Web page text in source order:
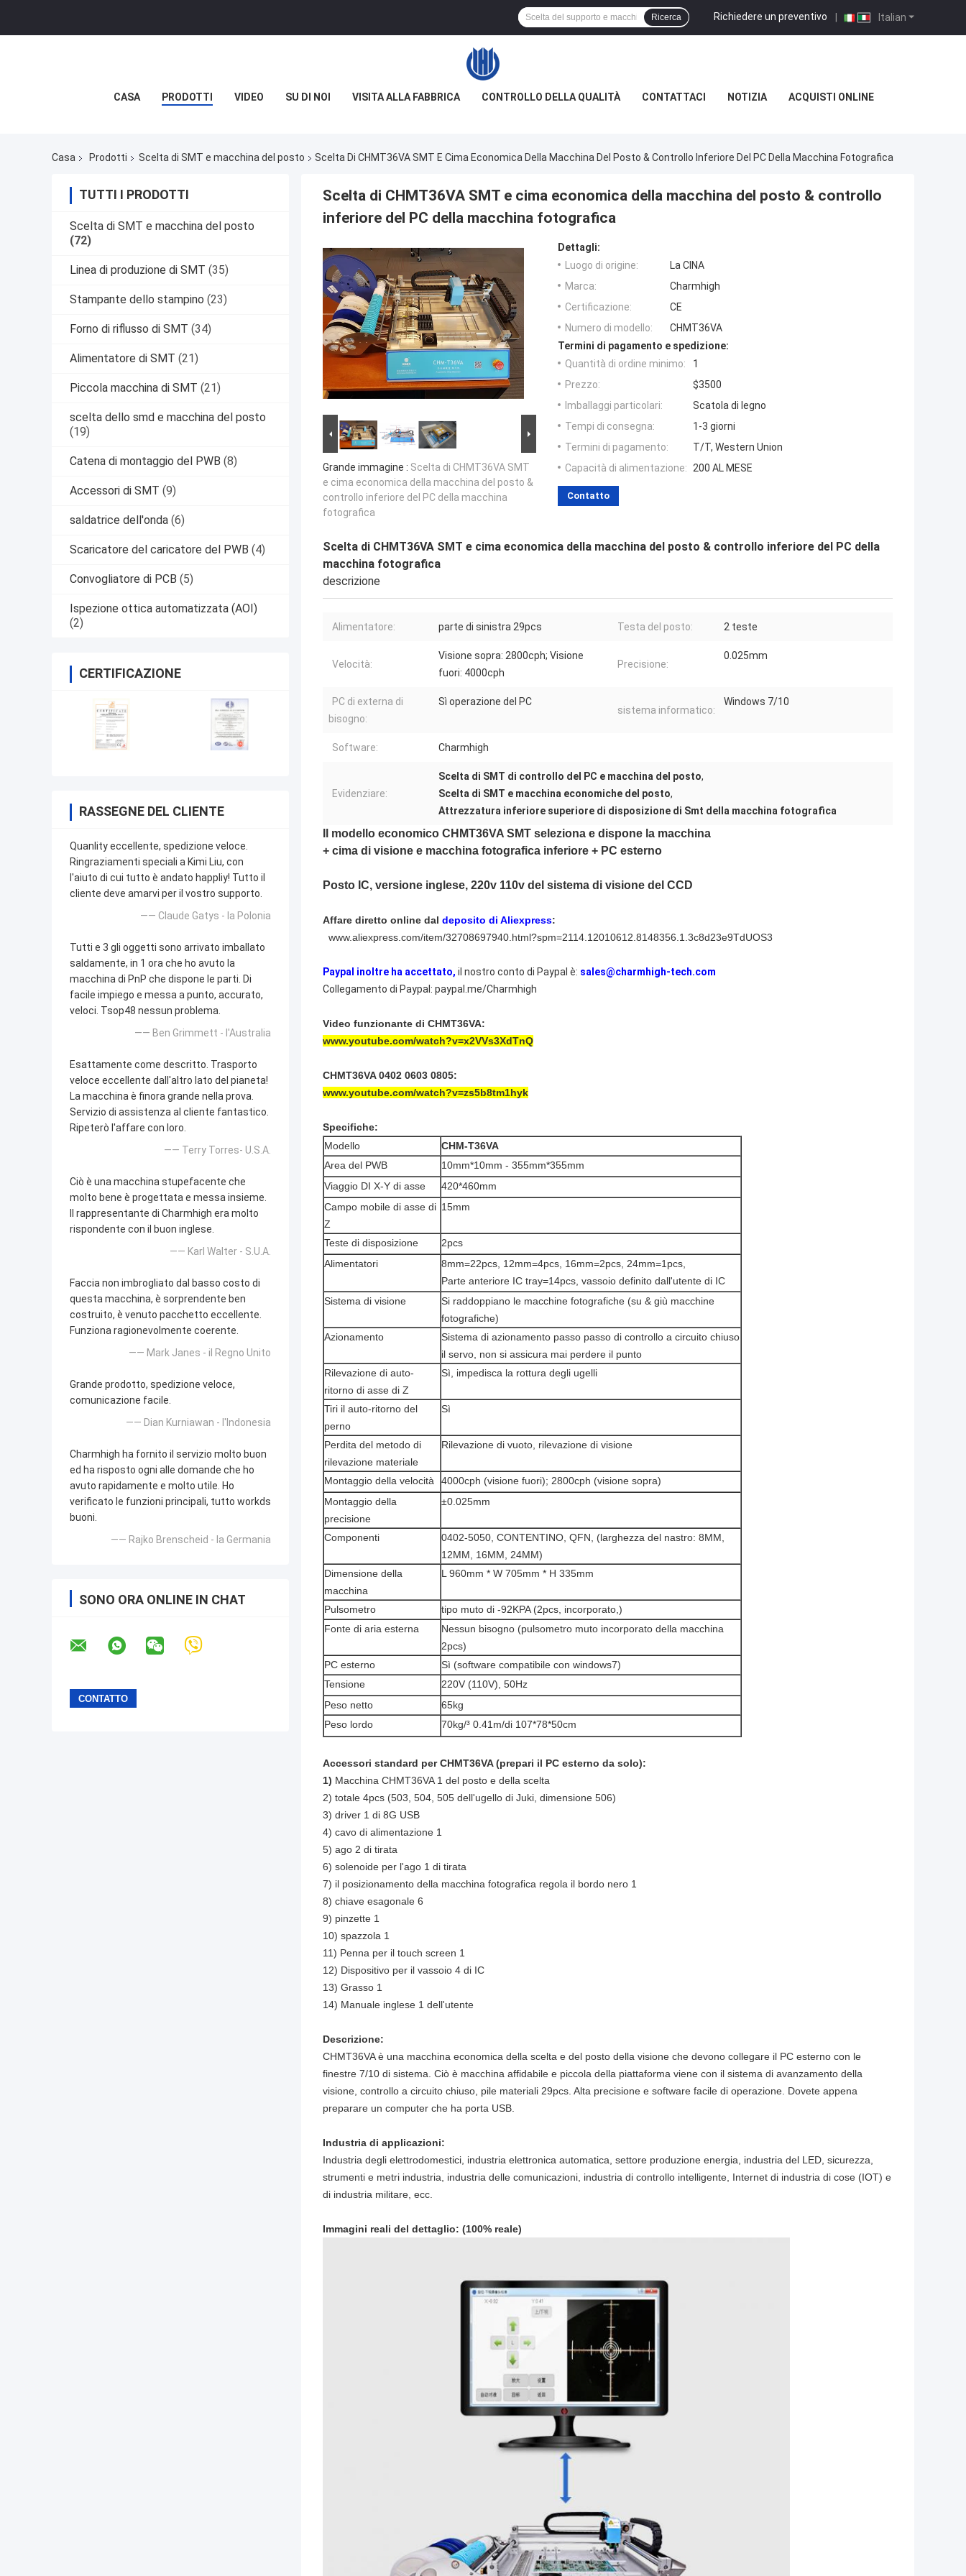
Italian
Richiedere un preventivo |
Ricerca
CASA PRODOTTI VIDEO SU DI NOI VISITA ALLA FABBRICA CONTROLLO DELLA QUALITÀ CONTATTACI NOTIZIA ACQUISTI ONLINE
Casa Prodotti Scelta di SMT e macchina del posto Scelta Di CHMT36VA SMT E Cima Economica Della Macchina Del Posto & Controllo Inferiore Del PC Della Macchina Fotografica
TUTTI I PRODOTTI
Scelta di SMT e macchina del posto
(72)
Linea di produzione di SMT (35)
Stampante dello stampino (23)
Forno di riflusso di SMT (34)
Alimentatore di SMT (21)
Piccola macchina di SMT (21)
scelta dello smd e macchina del posto
(19)
Catena di montaggio del PWB (8)
Accessori di SMT (9)
saldatrice dell'onda (6)
Scaricatore del caricatore del PWB (4)
Convogliatore di PCB (5)
Ispezione ottica automatizzata (AOI)
(2)
CERTIFICAZIONE
RASSEGNE DEL CLIENTE
Quanlity eccellente, spedizione veloce.
Ringraziamenti speciali a Kimi Liu, con
l'aiuto di cui tutto è andato happliy! Tutto il
cliente deve amarvi per il vostro supporto.
—— Claude Gatys - la Polonia
Tutti e 3 gli oggetti sono arrivato imballato
saldamente, in 1 ora che ho avuto la
macchina di PnP che dispone le parti. Di
facile impiego e messa a punto, accurato,
veloci. Tsop48 nessun problema.
—— Ben Grimmett - l'Australia
Esattamente come descritto. Trasporto
veloce eccellente dall'altro lato del pianeta!
La macchina è finora grande nella prova.
Servizio di assistenza al cliente fantastico.
Ripeterò l'affare con loro.
—— Terry Torres- U.S.A.
Ciò è una macchina stupefacente che
molto bene è progettata e messa insieme.
Il rappresentante di Charmhigh era molto
rispondente con il buon inglese.
—— Karl Walter - S.U.A.
Faccia non imbrogliato dal basso costo di
questa macchina, è sorprendente ben
costruito, è venuto pacchetto eccellente.
Funziona ragionevolmente coerente.
—— Mark Janes - il Regno Unito
Grande prodotto, spedizione veloce,
comunicazione facile.
—— Dian Kurniawan - l'Indonesia
Charmhigh ha fornito il servizio molto buon
ed ha risposto ogni alle domande che ho
avuto rapidamente e molto utile. Ho
verificato le funzioni principali, tutto workds
buoni.
—— Rajko Brenscheid - la Germania
SONO ORA ONLINE IN CHAT
Scelta di CHMT36VA SMT e cima economica della macchina del posto & controllo
inferiore del PC della macchina fotografica
Grande immagine : Scelta di CHMT36VA SMT
e cima economica della macchina del posto &
controllo inferiore del PC della macchina
fotografica
Dettagli:
Luogo di origine:
La CINA
Marca:
Charmhigh
Certificazione:
CE
Numero di modello:
CHMT36VA
Termini di pagamento e spedizione:
Quantità di ordine minimo:
1
Prezzo:
$3500
Imballaggi particolari:
Scatola di legno
Tempi di consegna:
1-3 giorni
Termini di pagamento:
T/T, Western Union
Capacità di alimentazione: 200 AL MESE
Contatto
Scelta di CHMT36VA SMT e cima economica della macchina del posto & controllo inferiore del PC della
macchina fotografica
descrizione
Alimentatore: parte di sinistra 29pcs Testa del posto: 2 teste
Velocità:
Visione sopra: 2800cph; Visione
fuori: 4000cph
Precisione:
0.025mm
PC di externa di
bisogno:
Sì operazione del PC
sistema informatico:
Windows 7/10
Software: Charmhigh
Evidenziare:
Scelta di SMT di controllo del PC e macchina del posto,
Scelta di SMT e macchina economiche del posto,
Attrezzatura inferiore superiore di disposizione di Smt della macchina fotografica
Il modello economico CHMT36VA SMT seleziona e dispone la macchina
+ cima di visione e macchina fotografica inferiore + PC esterno
Posto IC, versione inglese, 220v 110v del sistema di visione del CCD
Affare diretto online dal deposito di Aliexpress:
www.aliexpress.com/item/32708697940.html?spm=2114.12010612.8148356.1.3c8d23e9TdUOS3
Paypal inoltre ha accettato, il nostro conto di Paypal è: sales@charmhigh-tech.com
Collegamento di Paypal: paypal.me/Charmhigh
Video funzionante di CHMT36VA:
www.youtube.com/watch?v=x2VVs3XdTnQ
CHMT36VA 0402 0603 0805:
www.youtube.com/watch?v=zs5b8tm1hyk
Specifiche:
Modello
CHM-T36VA
Area del PWB
10mm*10mm - 355mm*355mm
Viaggio DI X-Y di asse
420*460mm
Campo mobile di asse di
Z
15mm
Teste di disposizione
2pcs
Alimentatori
8mm=22pcs, 12mm=4pcs, 16mm=2pcs, 24mm=1pcs,
Parte anteriore IC tray=14pcs, vassoio definito dall'utente di IC
Sistema di visione
Si raddoppiano le macchine fotografiche (su & giù macchine
fotografiche)
Azionamento
Sistema di azionamento passo passo di controllo a circuito chiuso
il servo, non si assicura mai perdere il punto
Rilevazione di auto-
ritorno di asse di Z
Sì, impedisca la rottura degli ugelli
Tiri il auto-ritorno del
perno
Sì
Perdita del metodo di
rilevazione materiale
Rilevazione di vuoto, rilevazione di visione
Montaggio della velocità
4000cph (visione fuori); 2800cph (visione sopra)
Montaggio della
precisione
±0.025mm
Componenti
0402-5050, CONTENTINO, QFN, (larghezza del nastro: 8MM,
12MM, 16MM, 24MM)
Dimensione della
macchina
L 960mm * W 705mm * H 335mm
Pulsometro
tipo muto di -92KPA (2pcs, incorporato,)
Fonte di aria esterna
Nessun bisogno (pulsometro muto incorporato della macchina
2pcs)
PC esterno
Sì (software compatibile con windows7)
Tensione
220V (110V), 50Hz
Peso netto
65kg
Peso lordo
70kg/³ 0.41m/di 107*78*50cm
Accessori standard per CHMT36VA (prepari il PC esterno da solo):
1) Macchina CHMT36VA 1 del posto e della scelta
2) totale 4pcs (503, 504, 505 dell'ugello di Juki, dimensione 506)
3) driver 1 di 8G USB
4) cavo di alimentazione 1
5) ago 2 di tirata
6) solenoide per l'ago 1 di tirata
7) il posizionamento della macchina fotografica regola il bordo nero 1
8) chiave esagonale 6
9) pinzette 1
10) spazzola 1
11) Penna per il touch screen 1
12) Dispositivo per il vassoio 4 di IC
13) Grasso 1
14) Manuale inglese 1 dell'utente
Descrizione:
CHMT36VA è una macchina economica della scelta e del posto della visione che devono collegare il PC esterno con le
finestre 7/10 di sistema. Ciò è macchina affidabile e piccola della piattaforma viene con il sistema di avanzamento della
visione, controllo a circuito chiuso, pile materiali 29pcs. Alta precisione e software facile di operazione. Dovete appena
preparare un computer che ha porta USB.
Industria di applicazioni:
Industria degli elettrodomestici, industria elettronica automatica, settore produzione energia, industria del LED, sicurezza,
strumenti e metri industria, industria delle comunicazioni, industria di controllo intelligente, Internet di industria di cose (IOT) e
di industria militare, ecc.
Immagini reali del dettaglio: (100% reale)